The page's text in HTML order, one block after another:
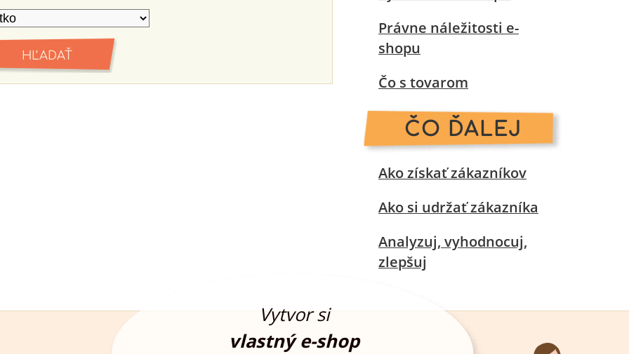
Právne náležitosti e-
shopu
Čo s tovarom
ČO ĎALEJ
Ako získať zákazníkov
Ako si udržať zákazníka
Analyzuj, vyhodnocuj,
zlepšuj
HĽADAŤ
Vytvor si
vlastný e-shop